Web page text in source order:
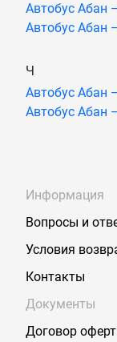
Автобус Абан
Автобус Абан
Ч
Автобус Абан
Автобус Абан
Информация
Вопросы и
Условия
Контакты
Документы
Договор